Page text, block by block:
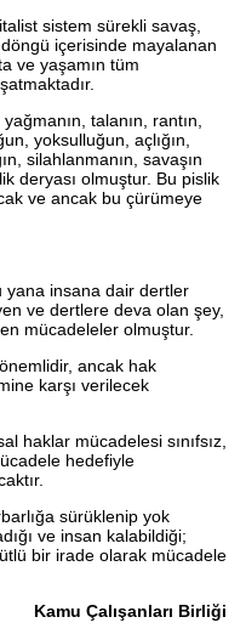
sistem sürekli savaş,
içerisinde mayalanan
ve yaşamın tüm
talanın, rantın,
yoksulluğun, açlığın,
silahlanmanın, savaşın
deryası olmuştur. Bu pislik
ve ancak bu çürümeye
yana insana dair dertler
ve dertlere deva olan şey,
mücadeleler olmuştur.
ancak hak
karşı verilecek
haklar mücadelesi sınıfsız,
hedefiyle
sürüklenip yok
ve insan kalabildiği;
bir irade olarak mücadele
Kamu Çalışanları Birliği